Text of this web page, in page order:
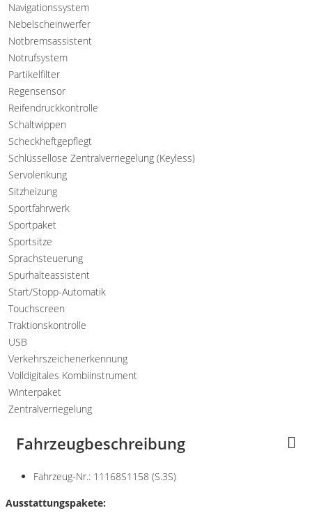
Navigationssystem
Nebelscheinwerfer
Notbremsassistent
Notrufsystem
Partikelfilter
Regensensor
Reifendruckkontrolle
Schaltwippen
Scheckheftgepflegt
Schlüssellose Zentralverriegelung (Keyless)
Servolenkung
Sitzheizung
Sportfahrwerk
Sportpaket
Sportsitze
Sprachsteuerung
Spurhalteassistent
Start/Stopp-Automatik
Touchscreen
Traktionskontrolle
USB
Verkehrszeichenerkennung
Volldigitales Kombiinstrument
Winterpaket
Zentralverriegelung
Fahrzeugbeschreibung
Fahrzeug-Nr.: 11168S1158 (S.3S)
Ausstattungspakete: